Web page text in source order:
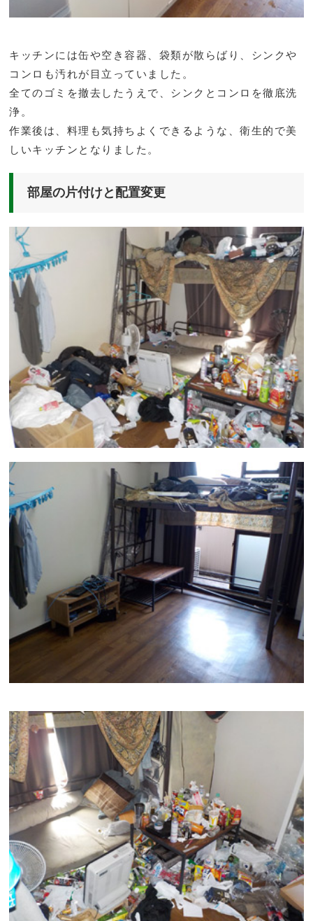
キッチンには缶や空き容器、袋類が散らばり、シンクや
コンロも汚れが目立っていました。
全てのゴミを撤去したうえで、シンクとコンロを徹底洗
浄。
作業後は、料理も気持ちよくできるような、衛生的で美
しいキッチンとなりました。
部屋の片付けと配置変更